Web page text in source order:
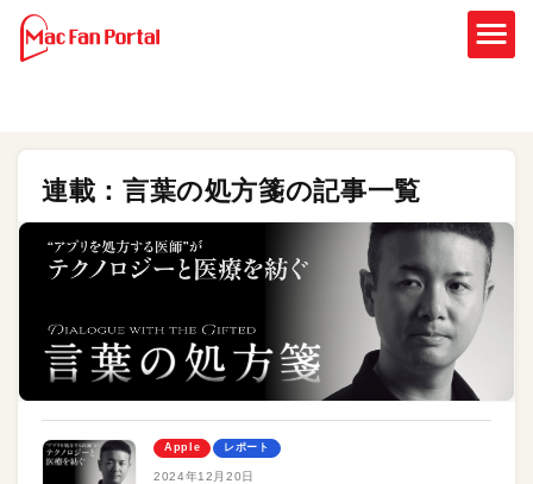
連載：言葉の処方箋の記事一覧
Apple レポート
2024年12月20日